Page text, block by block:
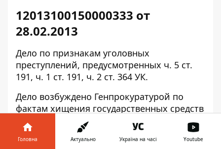
12013100150000333 от
28.02.2013
Дело по признакам уголовных
преступлений, предусмотренных ч. 5 ст.
191, ч. 1 ст. 191, ч. 2 ст. 364 УК.
Дело возбуждено Генпрокуратурой по
фактам хищения государственных средств
должностными лицами ПАО
«Укргидроэнерго» в период 2010-2014 гг,
путем организации закупок товаров,
Головна Актуально Україна на часі Youtube